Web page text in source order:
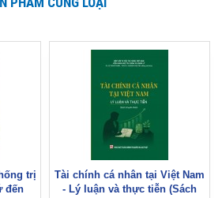
trị
đến
Tài chính cá nhân tại Việt Nam
- Lý luận và thực tiễn (Sách